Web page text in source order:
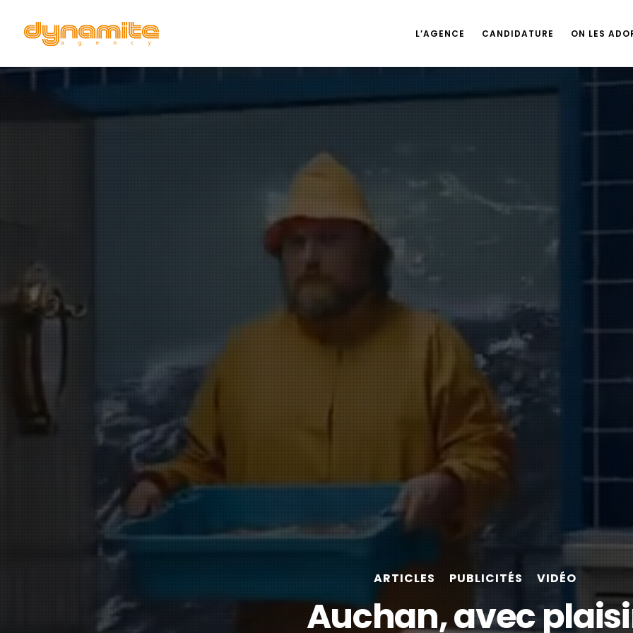
L’AGENCE CANDIDATURE ON LES
ARTICLES PUBLICITÉS VIDÉO
Auchan, avec